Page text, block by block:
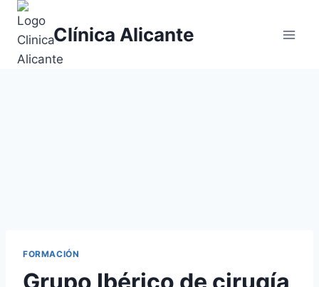
Saltar
contenido
Clínica Alicante
FORMACIÓN
Grupo Ibérico de cirugía